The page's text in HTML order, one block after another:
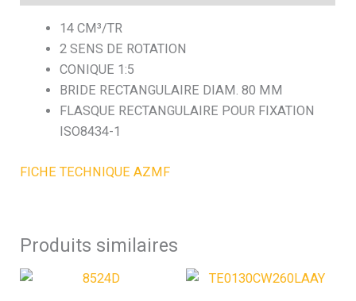
14 CM³/TR
2 SENS DE ROTATION
CONIQUE 1:5
BRIDE RECTANGULAIRE DIAM. 80 MM
FLASQUE RECTANGULAIRE POUR FIXATION
ISO8434-1
FICHE TECHNIQUE AZMF
Produits similaires